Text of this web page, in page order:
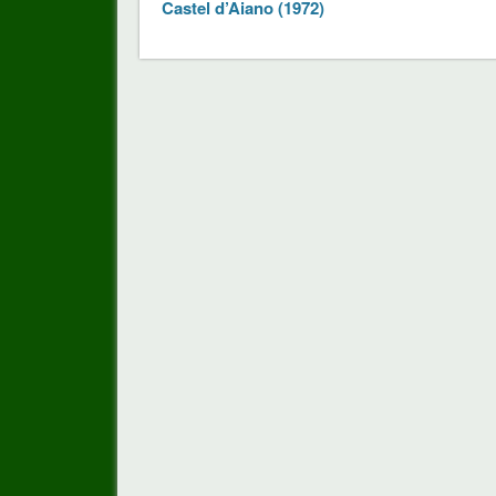
Castel d’Aiano (1972)